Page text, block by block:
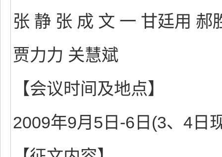
张 静 张 成 文 一 甘廷用 郝
贾力力 关慧斌
【会议时间及地点】
2009年9月5日-6日(3、4日